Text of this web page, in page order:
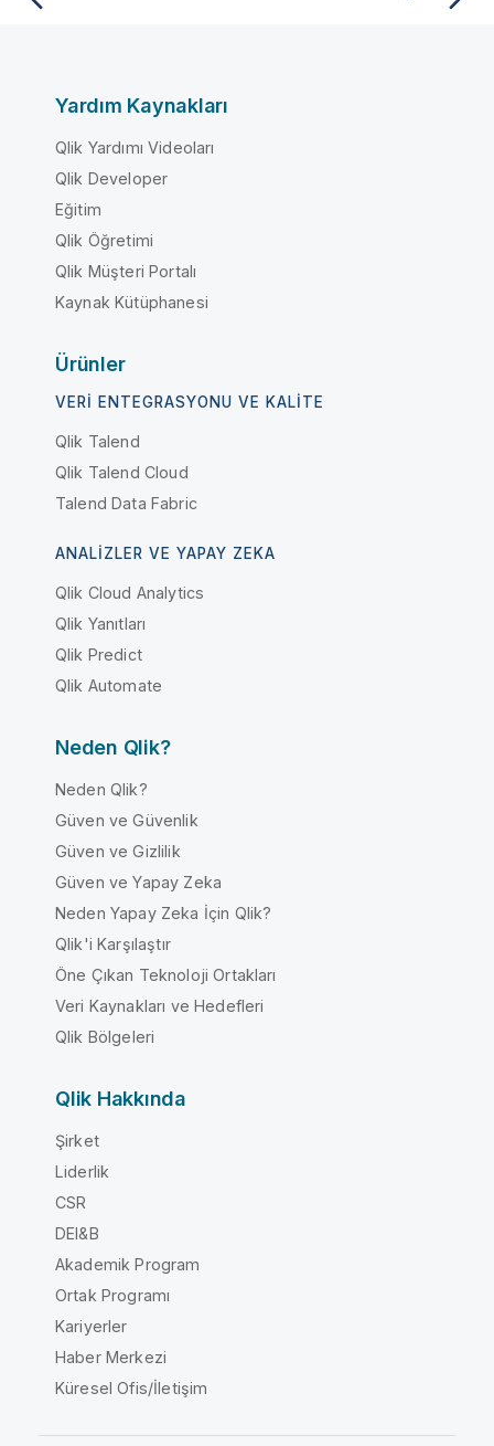
Yardım Kaynakları
Qlik Yardımı Videoları
Qlik Developer
Eğitim
Qlik Öğretimi
Qlik Müşteri Portalı
Kaynak Kütüphanesi
Ürünler
VERI ENTEGRASYONU VE KALITE
Qlik Talend
Qlik Talend Cloud
Talend Data Fabric
ANALIZLER VE YAPAY ZEKA
Qlik Cloud Analytics
Qlik Yanıtları
Qlik Predict
Qlik Automate
Neden Qlik?
Neden Qlik?
Güven ve Güvenlik
Güven ve Gizlilik
Güven ve Yapay Zeka
Neden Yapay Zeka İçin Qlik?
Qlik'i Karşılaştır
Öne Çıkan Teknoloji Ortakları
Veri Kaynakları ve Hedefleri
Qlik Bölgeleri
Qlik Hakkında
Şirket
Liderlik
CSR
DEI&B
Akademik Program
Ortak Programı
Kariyerler
Haber Merkezi
Küresel Ofis/İletişim